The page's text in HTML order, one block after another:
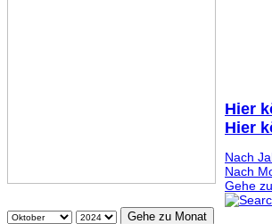
Hier
Hier
Nach
Nach
Gehe
Gehe zu Monat